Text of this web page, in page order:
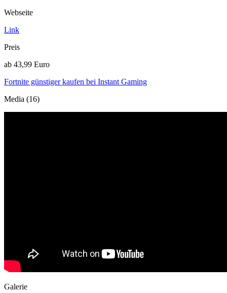
Webseite
Link
Preis
ab 43,99 Euro
Fortnite günstiger kaufen bei Instant Gaming
Media (16)
Galerie